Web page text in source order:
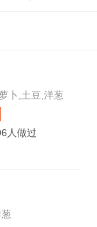
卜,土豆,洋葱
人做过